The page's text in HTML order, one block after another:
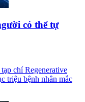
có thể tự
chí Regenerative
triệu bệnh nhân mắc